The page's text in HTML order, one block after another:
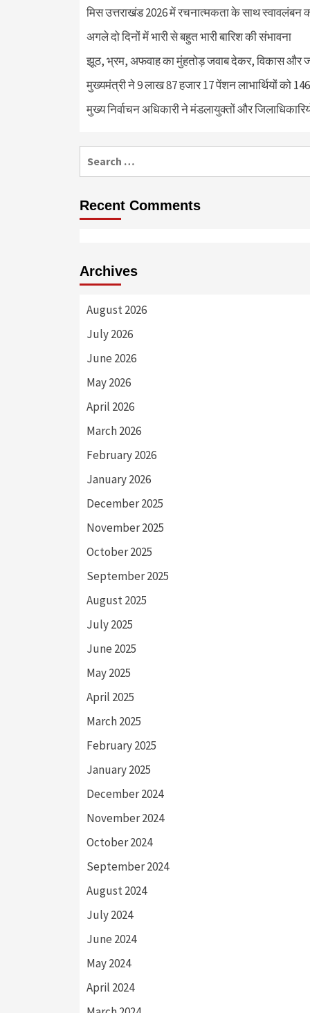
मिस उत्तराखंड 2026 में रचनात्मकता के साथ स्वावलंबन
अगले दो दिनों में भारी से बहुत भारी बारिश की संभावना
झूठ, भ्रम, अफवाह का मुंहतोड़ जवाब देकर, विकास और
मुख्यमंत्री ने 9 लाख 87 हजार 17 पेंशन लाभार्थियों को
मुख्य निर्वाचन अधिकारी ने मंडलायुक्तों और
for:
Recent Comments
Archives
August 2026
July 2026
June 2026
May 2026
April 2026
March 2026
February 2026
January 2026
December 2025
November 2025
October 2025
September 2025
August 2025
July 2025
June 2025
May 2025
April 2025
March 2025
February 2025
January 2025
December 2024
November 2024
October 2024
September 2024
August 2024
July 2024
June 2024
May 2024
April 2024